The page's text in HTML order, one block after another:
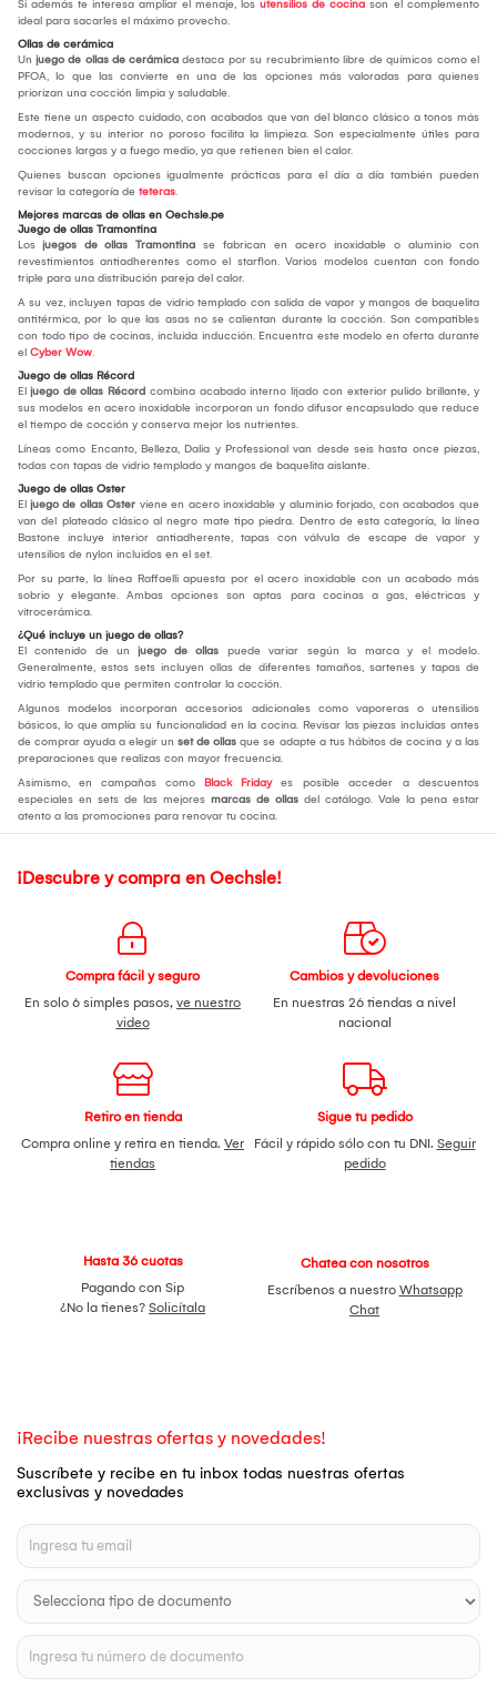
Si además te interesa ampliar el menaje, los utensilios de cocina son el complemento
ideal para sacarles el máximo provecho.
Ollas de cerámica
Un juego de ollas de cerámica destaca por su recubrimiento libre de químicos como el
PFOA, lo que las convierte en una de las opciones más valoradas para quienes
priorizan una cocción limpia y saludable.
Este tiene un aspecto cuidado, con acabados que van del blanco clásico a tonos más
modernos, y su interior no poroso facilita la limpieza. Son especialmente útiles para
cocciones largas y a fuego medio, ya que retienen bien el calor.
Quienes buscan opciones igualmente prácticas para el día a día también pueden
revisar la categoría de teteras.
Mejores marcas de ollas en Oechsle.pe
Juego de ollas Tramontina
Los juegos de ollas Tramontina se fabrican en acero inoxidable o aluminio con
revestimientos antiadherentes como el starflon. Varios modelos cuentan con fondo
triple para una distribución pareja del calor.
A su vez, incluyen tapas de vidrio templado con salida de vapor y mangos de baquelita
antitérmica, por lo que las asas no se calientan durante la cocción. Son compatibles
con todo tipo de cocinas, incluida inducción. Encuentra este modelo en oferta durante
el Cyber Wow.
Juego de ollas Récord
El juego de ollas Récord combina acabado interno lijado con exterior pulido brillante, y
sus modelos en acero inoxidable incorporan un fondo difusor encapsulado que reduce
el tiempo de cocción y conserva mejor los nutrientes.
Líneas como Encanto, Belleza, Dalia y Professional van desde seis hasta once piezas,
todas con tapas de vidrio templado y mangos de baquelita aislante.
Juego de ollas Oster
El juego de ollas Oster viene en acero inoxidable y aluminio forjado, con acabados que
van del plateado clásico al negro mate tipo piedra. Dentro de esta categoría, la línea
Bastone incluye interior antiadherente, tapas con válvula de escape de vapor y
utensilios de nylon incluidos en el set.
Por su parte, la línea Raffaelli apuesta por el acero inoxidable con un acabado más
sobrio y elegante. Ambas opciones son aptas para cocinas a gas, eléctricas y
vitrocerámica.
¿Qué incluye un juego de ollas?
El contenido de un juego de ollas puede variar según la marca y el modelo.
Generalmente, estos sets incluyen ollas de diferentes tamaños, sartenes y tapas de
vidrio templado que permiten controlar la cocción.
Algunos modelos incorporan accesorios adicionales como vaporeras o utensilios
básicos, lo que amplía su funcionalidad en la cocina. Revisar las piezas incluidas antes
de comprar ayuda a elegir un set de ollas que se adapte a tus hábitos de cocina y a las
preparaciones que realizas con mayor frecuencia.
Asimismo, en campañas como Black Fridayes posible acceder a descuentos
especiales en sets de las mejores marcas de ollas del catálogo. Vale la pena estar
atento a las promociones para renovar tu cocina.
¡Descubre y compra en Oechsle!
Compra fácil y seguro
En solo 6 simples pasos, ve nuestro
video
Cambios y devoluciones
En nuestras 26 tiendas a nivel
nacional
Retiro en tienda
Compra online y retira en tienda. Ver
tiendas
Sigue tu pedido
Fácil y rápido sólo con tu DNI. Seguir
pedido
Hasta 36 cuotas
Pagando con Sip
¿No la tienes? Solicítala
Chatea con nosotros
Escríbenos a nuestro Whatsapp
Chat
¡Recibe nuestras ofertas y novedades!
Suscríbete y recibe en tu inbox todas nuestras ofertas
exclusivas y novedades